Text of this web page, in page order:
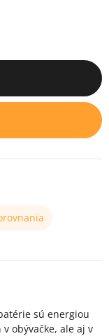
sú energiou
obývačke, ale aj v